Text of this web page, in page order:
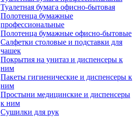
Туалетная бумага офисно-бытовая
Полотенца бумажные
профессиональные
Полотенца бумажные офисно-бытовые
Салфетки столовые и подставки для
чашек
Покрытия на унитаз и диспенсеры к
ним
Пакеты гигиенические и диспенсеры к
ним
Простыни медицинские и диспенсеры
к ним
Сушилки для рук